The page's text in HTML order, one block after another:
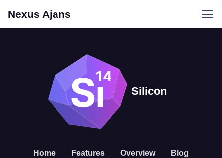
Nexus Ajans
Silicon
Home Features Overview Blog